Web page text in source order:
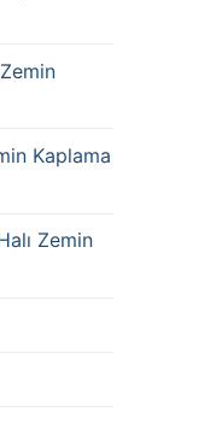
Kaplama
Zemin